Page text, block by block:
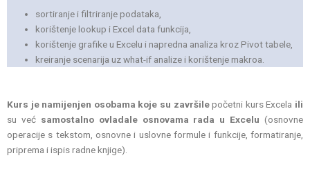
sortiranje i filtriranje podataka,
korištenje lookup i Excel data funkcija,
korištenje grafike u Excelu i napredna analiza kroz Pivot tabele,
kreiranje scenarija uz what-if analize i korištenje makroa.
Kurs je namijenjen osobama koje su završilepočetni kurs Excela ili
su već samostalno ovladale osnovama rada u Excelu (osnovne
operacije s tekstom, osnovne i uslovne formule i funkcije, formatiranje,
priprema i ispis radne knjige).